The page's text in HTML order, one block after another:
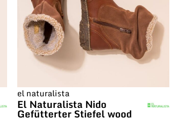
el naturalista
El Naturalista Nido
Gefütterter Stiefel wood